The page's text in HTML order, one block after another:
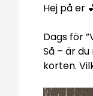
Hej på er
Dags för
Så – är
korten.